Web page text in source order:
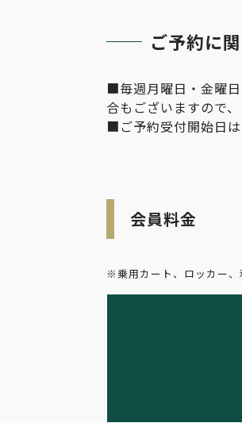
ご予約に
■毎週月曜日・金曜
合もございますので
■ご予約受付開始日は
会員料金
※乗用カート、ロッカー